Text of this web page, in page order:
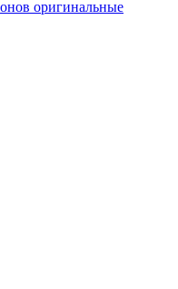
оригинальные